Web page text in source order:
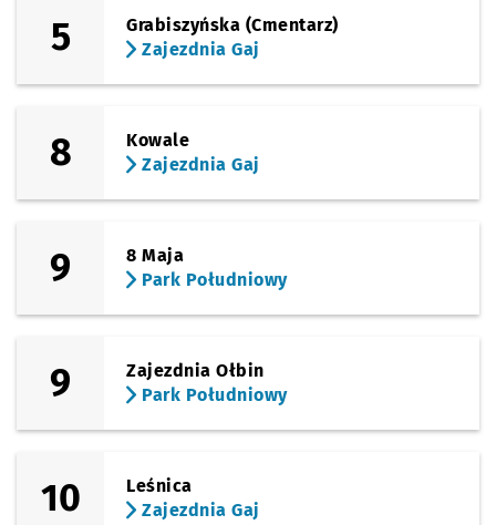
5
Grabiszyńska (Cmentarz)
Zajezdnia Gaj
8
Kowale
Zajezdnia Gaj
9
8 Maja
Park Południowy
9
Zajezdnia Ołbin
Park Południowy
10
Leśnica
Zajezdnia Gaj